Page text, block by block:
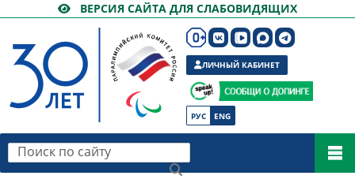
ВЕРСИЯ САЙТА ДЛЯ СЛАБОВИДЯЩИХ
РУС ENG
ЛИЧНЫЙ КАБИНЕТ
Поиск по сайту